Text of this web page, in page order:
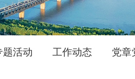
题活动 工作动态 党章